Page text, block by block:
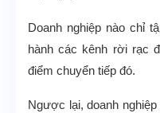
Doanh nghiệp nào chỉ
hành các kênh rời rạc
điểm chuyển tiếp đó.
Ngược lại, doanh